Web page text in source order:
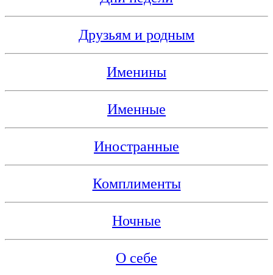
Друзьям и родным
Именины
Именные
Иностранные
Комплименты
Ночные
О себе